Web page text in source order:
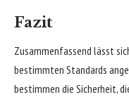
Fazit
Zusammenfassend lässt
bestimmten Standards
bestimmen die Sicherheit,